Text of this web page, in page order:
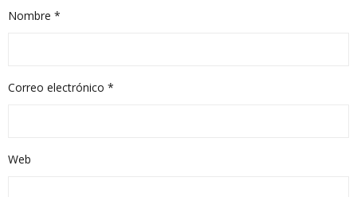
Nombre *
Correo electrónico *
Web